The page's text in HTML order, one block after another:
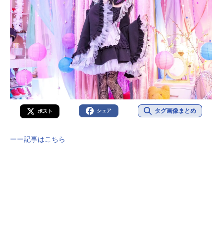
ポスト シェア タグ画像まとめ
ーー記事はこちら